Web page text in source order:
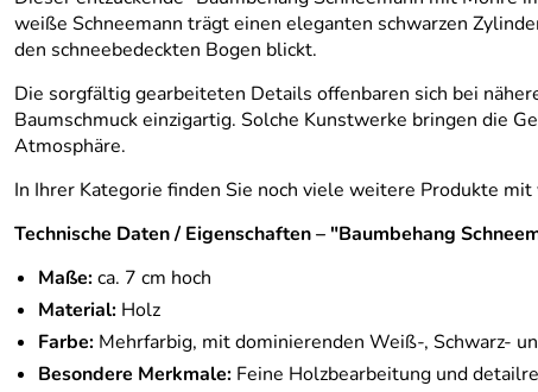
weiße Schneemann trägt einen eleganten schwarzen
den schneebedeckten Bogen blickt.
Die sorgfältig gearbeiteten Details offenbaren sich bei
Baumschmuck einzigartig. Solche Kunstwerke bringen die
Atmosphäre.
In Ihrer Kategorie finden Sie noch viele weitere Produkte
Technische Daten / Eigenschaften – "Baumbehang
Maße:ca. 7 cm hoch
Material: Holz
Farbe: Mehrfarbig, mit dominierenden Weiß-, Schwarz-
Besondere Merkmale: Feine Holzbearbeitung und